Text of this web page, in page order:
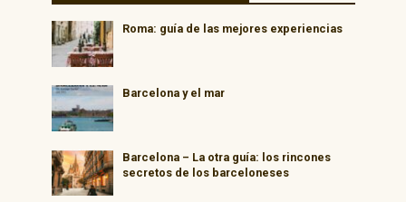
Roma: guía de las mejores experiencias
Barcelona y el mar
Barcelona – La otra guía: los rincones
secretos de los barceloneses